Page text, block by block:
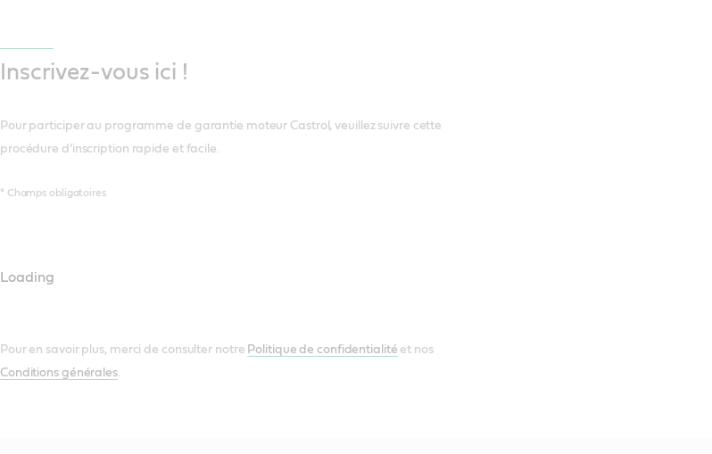
Inscrivez-vous ici !
Pour participer au programme de garantie moteur Castrol, veuillez suivre cette
procédure d’inscription rapide et facile.
* Champs obligatoires
Loading
Pour en savoir plus, merci de consulter notre Politique de confidentialité et nos
Conditions générales